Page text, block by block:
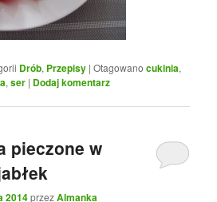
Drób, Przepisy |Otagowano cukinia,
,ser | Dodaj komentarz
pieczone w
2014przezAlmanka